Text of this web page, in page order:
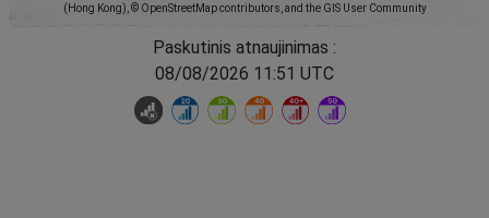
(Hong Kong), © OpenStreetMap contributors, and the GIS User Community
Paskutinis atnaujinimas :
08/08/2026 11:51 UTC